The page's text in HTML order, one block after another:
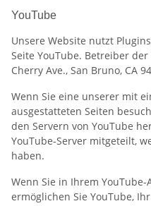
YouTube
Unsere Website nutzt
Seite YouTube. Betreiber der
Cherry Ave., San Bruno, CA
Wenn Sie eine unserer mit
ausgestatteten Seiten
den Servern von YouTube
YouTube-Server mitgeteilt,
haben.
Wenn Sie in Ihrem
ermöglichen Sie YouTube,